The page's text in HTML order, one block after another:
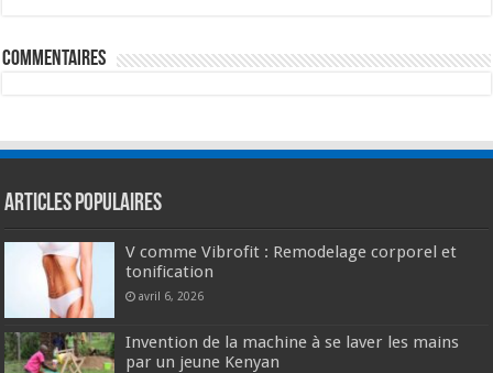
commentaires
Articles populaires
V comme Vibrofit : Remodelage corporel et
tonification
avril 6, 2026
Invention de la machine à se laver les mains
par un jeune Kenyan